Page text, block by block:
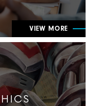
VIEW MORE